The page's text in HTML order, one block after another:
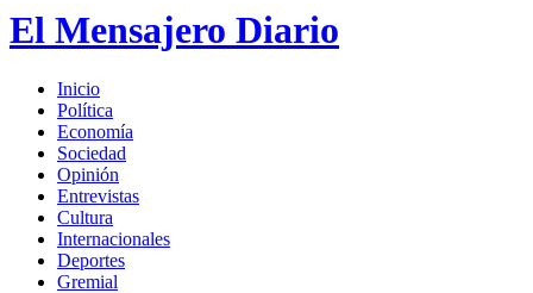
El Mensajero Diario
Inicio
Política
Economía
Sociedad
Opinión
Entrevistas
Cultura
Internacionales
Deportes
Gremial